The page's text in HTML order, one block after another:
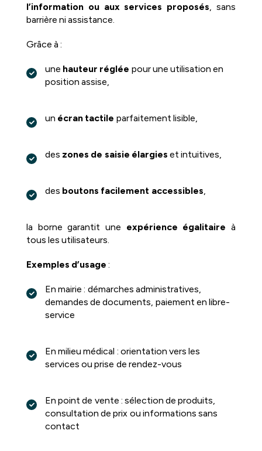
l’information ou aux services proposés, sans
barrière ni assistance.
Grâce à :
une hauteur réglée pour une utilisation en
position assise,
un écran tactile parfaitement lisible,
des zones de saisie élargies et intuitives,
des boutons facilement accessibles,
la borne garantit une expérience égalitaire à
tous les utilisateurs.
Exemples d’usage :
En mairie : démarches administratives,
demandes de documents, paiement en libre-
service
En milieu médical : orientation vers les
services ou prise de rendez-vous
En point de vente : sélection de produits,
consultation de prix ou informations sans
contact